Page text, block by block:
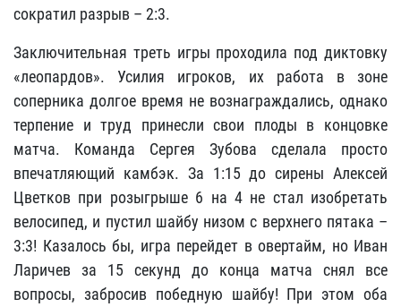
сократил разрыв – 2:3.
Заключительная треть игры проходила под диктовку
«леопардов». Усилия игроков, их работа в зоне
соперника долгое время не вознаграждались, однако
терпение и труд принесли свои плоды в концовке
матча. Команда Сергея Зубова сделала просто
впечатляющий камбэк. За 1:15 до сирены Алексей
Цветков при розыгрыше 6 на 4 не стал изобретать
велосипед, и пустил шайбу низом с верхнего пятака –
3:3! Казалось бы, игра перейдет в овертайм, но Иван
Ларичев за 15 секунд до конца матча снял все
вопросы, забросив победную шайбу! При этом оба